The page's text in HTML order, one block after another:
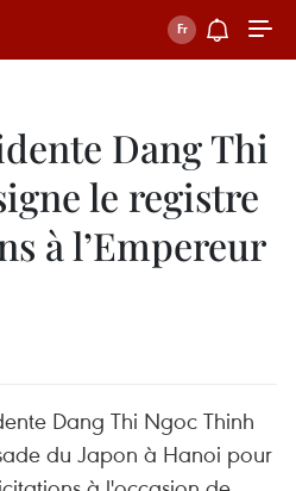
Dang Thi
le registre
à l’Empereur
Dang Thi Ngoc Thinh
du Japon à Hanoi pour